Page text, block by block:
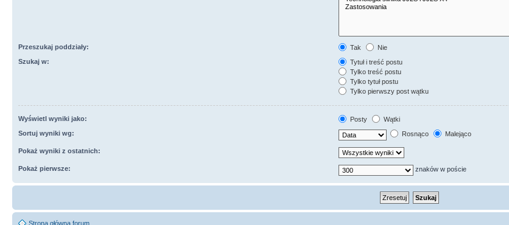
Przeszukaj poddziały: Tak
Nie
Szukaj w:
Tytuł i treść postu
Tylko treść postu
Tylko tytuł postu
Tylko pierwszy post wątku
Wyświetl wyniki jako: Posty
Wątki
Sortuj wyniki wg:
Rosnąco Malejąco
Pokaż wyniki z ostatnich:
Pokaż pierwsze: znaków w poście
Strona główna forum